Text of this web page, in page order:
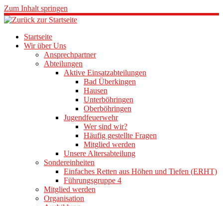
Zum Inhalt springen
Startseite
Wir über Uns
Ansprechpartner
Abteilungen
Aktive Einsatzabteilungen
Bad Überkingen
Hausen
Unterböhringen
Oberböhringen
Jugendfeuerwehr
Wer sind wir?
Häufig gestellte Fragen
Mitglied werden
Unsere Altersabteilung
Sondereinheiten
Einfaches Retten aus Höhen und Tiefen (ERHT)
Führungsgruppe 4
Mitglied werden
Organisation